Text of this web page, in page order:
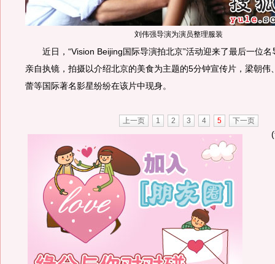
刘伟强导演为演员整理服装
近日，“Vision Beijing国际导演拍北京”活动迎来了最后一位名
亲自执镜，拍摄以介绍北京的美食为主题的5分钟宣传片，梁朝伟
蕾等国际著名影星纷纷在该片中现身。
上一页 1 2 3 4 5 下一页